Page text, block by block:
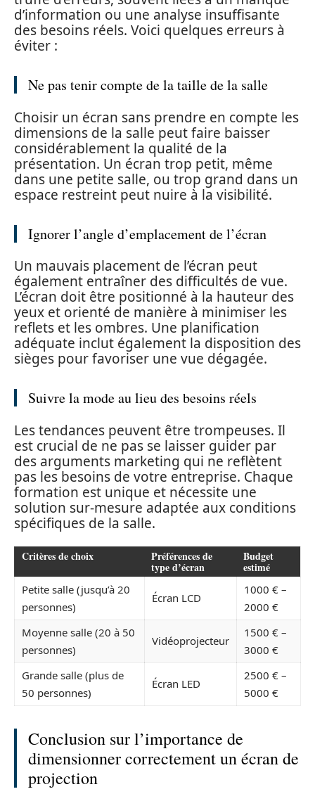
d’information ou une analyse insuffisante
des besoins réels. Voici quelques erreurs à
éviter :
Ne pas tenir compte de la taille de la salle
Choisir un écran sans prendre en compte les
dimensions de la salle peut faire baisser
considérablement la qualité de la
présentation. Un écran trop petit, même
dans une petite salle, ou trop grand dans un
espace restreint peut nuire à la visibilité.
Ignorer l’angle d’emplacement de l’écran
Un mauvais placement de l’écran peut
également entraîner des difficultés de vue.
L’écran doit être positionné à la hauteur des
yeux et orienté de manière à minimiser les
reflets et les ombres. Une planification
adéquate inclut également la disposition des
sièges pour favoriser une vue dégagée.
Suivre la mode au lieu des besoins réels
Les tendances peuvent être trompeuses. Il
est crucial de ne pas se laisser guider par
des arguments marketing qui ne reflètent
pas les besoins de votre entreprise. Chaque
formation est unique et nécessite une
solution sur-mesure adaptée aux conditions
spécifiques de la salle.
Critères de choix Préférences de
type d’écran
Budget
estimé
Petite salle (jusqu’à 20
personnes)
Écran LCD
1000 € –
2000 €
Moyenne salle (20 à 50
personnes)
Vidéoprojecteur
1500 € –
3000 €
Grande salle (plus de
50 personnes)
Écran LED
2500 € –
5000 €
Conclusion sur l’importance de
dimensionner correctement un écran de
projection